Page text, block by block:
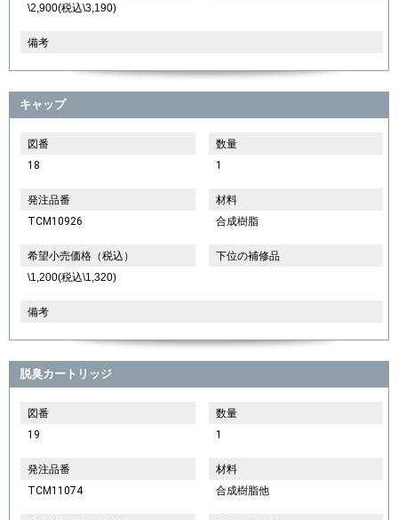
\2,900(税込\3,190)
備考
キャップ
図番
18
数量
1
発注品番
TCM10926
材料
合成樹脂
希望小売価格（税込）
\1,200(税込\1,320)
下位の補修品
備考
脱臭カートリッジ
図番
19
数量
1
発注品番
TCM11074
材料
合成樹脂他